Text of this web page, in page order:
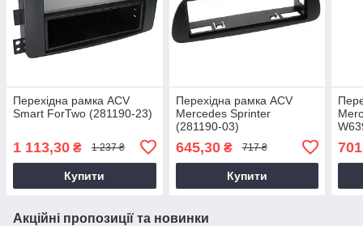
Перехідна рамка ACV
Smart ForTwo (281190-23)
1 113,30 ₴ 1 237 ₴
Купити
Перехідна рамка ACV
Mercedes Sprinter
(281190-03)
645,30₴ 717 ₴
Купити
Акційні пропозиції та новинки